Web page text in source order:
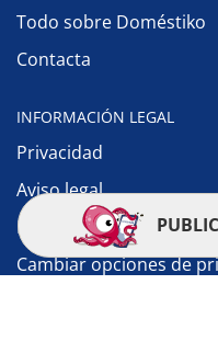
Todo sobre Doméstiko
Contacta
INFORMACIÓN LEGAL
Privacidad
Aviso legal
Política de cookies
Cambiar opciones de